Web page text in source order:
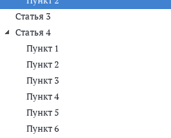
Статья 3
Статья 4
Пункт 1
Пункт 2
Пункт 3
Пункт 4
Пункт 5
Пункт 6